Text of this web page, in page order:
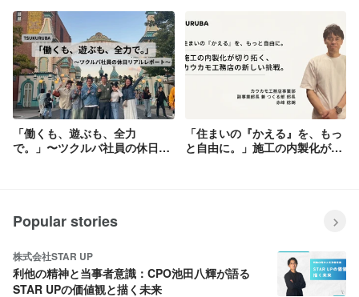
「働くも、遊ぶも、全力
で。」〜ツクルバ社員の休日リ
「住まいの『かえる』を、もっ
と自由に。」施工の内製化が切
Popular stories
株式会社STAR UP
利他の精神と当事者意識：CPO池田八輝が語る
STAR UPの価値観と描く未来